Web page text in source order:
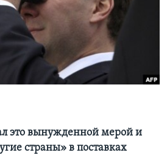
это вынужденной мерой и
страны» в поставках